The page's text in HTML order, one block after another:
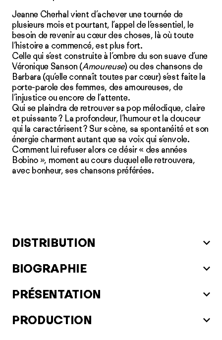
Jeanne Cherhal vient d’achever une tournée de
plusieurs mois et pourtant, l’appel de l’essentiel, le
besoin de revenir au cœur des choses, là où toute
l’histoire a commencé, est plus fort.
Celle qui s’est construite à l’ombre du son suave d’une
Véronique Sanson (Amoureuse) ou des chansons de
Barbara (qu’elle connaît toutes par cœur) s’est faite la
porte-parole des femmes, des amoureuses, de
l’injustice ou encore de l’attente.
Qui se plaindra de retrouver sa pop mélodique, claire
et puissante ? La profondeur, l’humour et la douceur
qui la caractérisent ? Sur scène, sa spontanéité et son
énergie charment autant que sa voix qui s’envole.
Comment lui refuser alors ce désir « des années
Bobino », moment au cours duquel elle retrouvera,
avec bonheur, ses chansons préférées.
DISTRIBUTION
BIOGRAPHIE
PRÉSENTATION
PRODUCTION